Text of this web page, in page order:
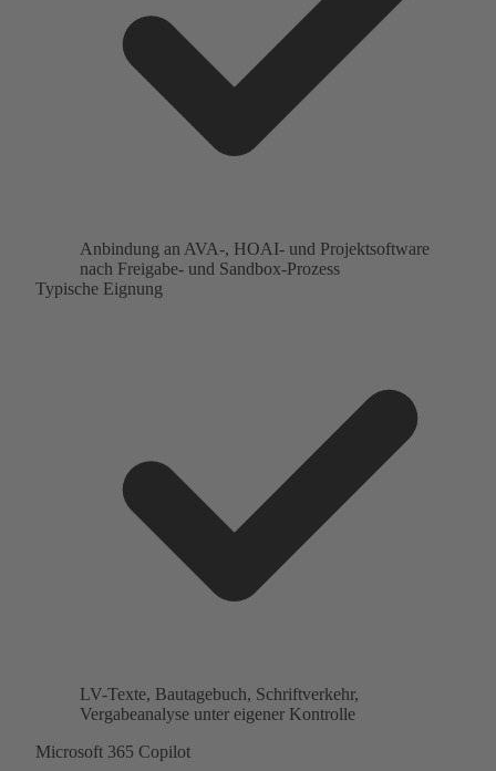
Anbindung an AVA-, HOAI- und Projektsoftware
nach Freigabe- und Sandbox-Prozess
Typische Eignung
LV-Texte, Bautagebuch, Schriftverkehr,
Vergabeanalyse unter eigener Kontrolle
Microsoft 365 Copilot